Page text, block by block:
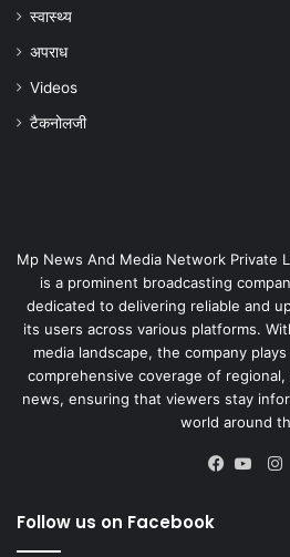
स्वास्थ्य
अपराध
Videos
टैकनोलजी
Mp News And Media Network Private
is a prominent broadcasting
dedicated to delivering reliable and
its users across various platforms.
media landscape, the company
comprehensive coverage of
news, ensuring that viewers stay
world around
Follow us on Facebook